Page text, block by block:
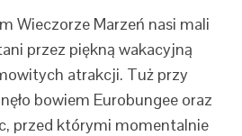
Wieczorze Marzeń nasi mali
przez piękną wakacyjną
atrakcji. Tuż przy
bowiem Eurobungee oraz
przed którymi momentalnie